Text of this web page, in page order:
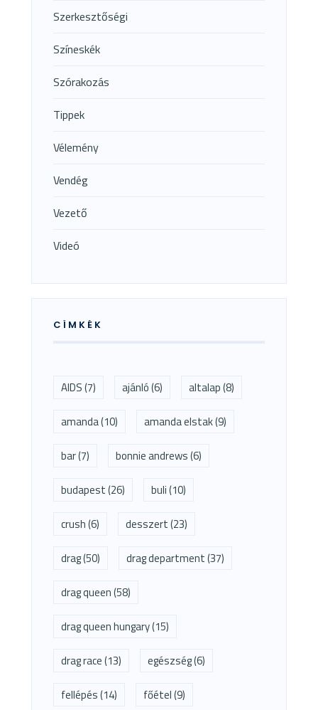
Szerkesztőségi
Színeskék
Szórakozás
Tippek
Vélemény
Vendég
Vezető
Videó
CÍMKÉK
AIDS(7) ajánló(6) altalap(8)
amanda(10) amanda elstak(9)
bar(7) bonnie andrews(6)
budapest(26) buli(10)
crush(6) desszert(23)
drag(50) drag department(37)
drag queen(58)
drag queen hungary(15)
drag race(13) egészség(6)
fellépés(14) főétel(9)